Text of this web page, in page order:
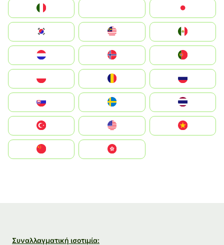
South Korea
United States
中國香港特別行政區
Συναλλαγματική ισοτιμία: